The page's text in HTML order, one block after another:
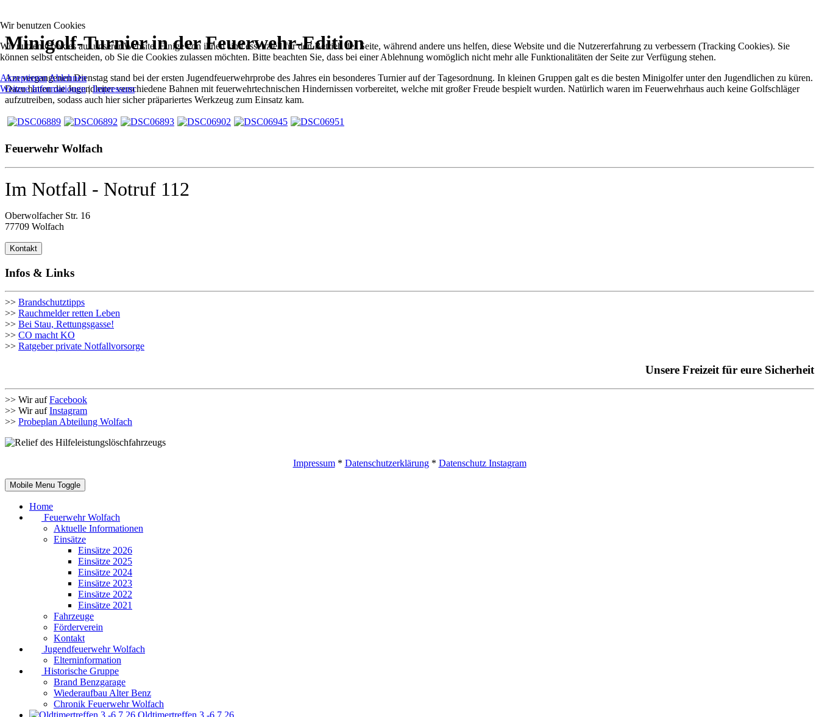
Minigolf-Turnier in der Feuerwehr-Edition
Am vergangenen Dienstag stand bei der ersten Jugendfeuerwehrprobe des Jahres ein besonderes Turnier auf der Tagesordnung. In kleinen Gruppen galt es die besten Minigolfer unter den Jugendlichen zu küren.
Dazu hatten die Jugendleiter verschiedene Bahnen mit feuerwehrtechnischen Hindernissen vorbereitet, welche mit großer Freude bespielt wurden. Natürlich waren im Feuerwehrhaus auch keine Golfschläger
aufzutreiben, sodass auch hier sicher präpariertes Werkzeug zum Einsatz kam.
Feuerwehr Wolfach
Im Notfall - Notruf 112
Oberwolfacher Str. 16
77709 Wolfach
Kontakt
Infos & Links
>> Brandschutztipps
>> Rauchmelder retten Leben
>> Bei Stau, Rettungsgasse!
>> CO macht KO
>> Ratgeber private Notfallvorsorge
Unsere Freizeit für eure Sicherheit
>> Wir aufFacebook
>> Wir aufInstagram
>> Probeplan Abteilung Wolfach
Impressum* Datenschutzerklärung* Datenschutz Instagram
Mobile Menu Toggle
Home
Feuerwehr Wolfach
Aktuelle Informationen
Einsätze
Einsätze 2026
Einsätze 2025
Einsätze 2024
Einsätze 2023
Einsätze 2022
Einsätze 2021
Fahrzeuge
Förderverein
Kontakt
Jugendfeuerwehr Wolfach
Elterninformation
Historische Gruppe
Brand Benzgarage
Wiederaufbau Alter Benz
Chronik Feuerwehr Wolfach
Oldtimertreffen 3.-6.7.26
Wir benutzen Cookies
Wir nutzen Cookies auf unserer Website. Einige von ihnen sind essenziell für den Betrieb der Seite, während andere uns helfen, diese Website und die Nutzererfahrung zu verbessern (Tracking Cookies). Sie
können selbst entscheiden, ob Sie die Cookies zulassen möchten. Bitte beachten Sie, dass bei einer Ablehnung womöglich nicht mehr alle Funktionalitäten der Seite zur Verfügung stehen.
AkzeptierenAblehnen
Weitere Informationen|Impressum